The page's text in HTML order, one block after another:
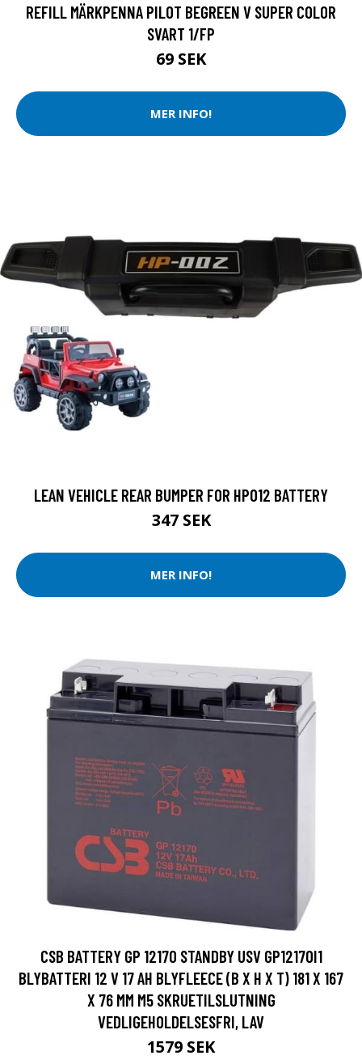
REFILL MÄRKPENNA PILOT BEGREEN V SUPER COLOR
SVART 1/FP
69 SEK
MER INFO!
LEAN VEHICLE REAR BUMPER FOR HP012 BATTERY
347 SEK
MER INFO!
CSB BATTERY GP 12170 STANDBY USV GP12170I1
BLYBATTERI 12 V 17 AH BLYFLEECE (B X H X T) 181 X 167
X 76 MM M5 SKRUETILSLUTNING
VEDLIGEHOLDELSESFRI, LAV
1579 SEK